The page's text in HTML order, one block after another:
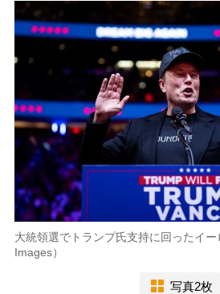
大統領選でトランプ氏支持に回ったイ
Images）
写真2枚